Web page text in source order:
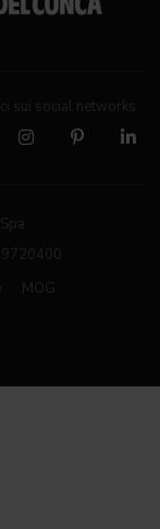
sui social networks
MOG